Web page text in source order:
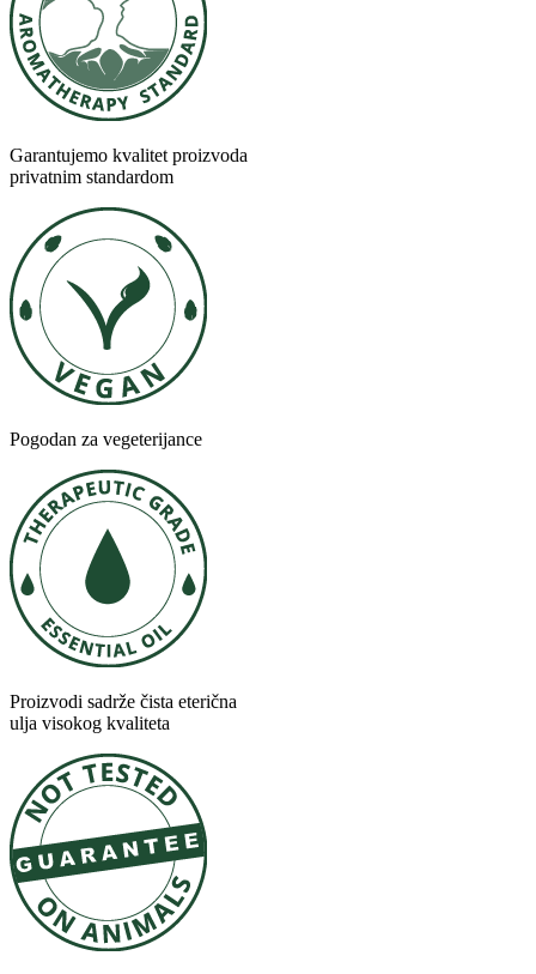
Garantujemo kvalitet proizvoda
privatnim standardom
Pogodan za vegeterijance
Proizvodi sadrže čista eterična
ulja visokog kvaliteta